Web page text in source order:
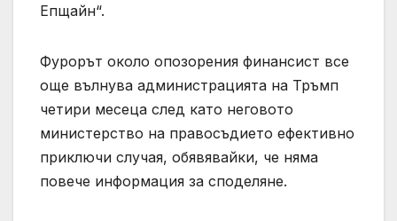
Епщайн“.
Фурорът около опозорения финансист все
още вълнува администрацията на Тръмп
четири месеца след като неговото
министерство на правосъдието ефективно
приключи случая, обявявайки, че няма
повече информация за споделяне.